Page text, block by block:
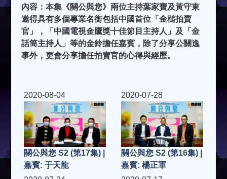
內容：本集《關公與您》兩位主持葉家寶及黃守東
邀得具有多個專業名銜包括中國首位「金槌拍賣
官」，「中國電視金鷹獎十佳節目主持人」及「金
話筒主持人」等的金鈴擔任嘉賓，除了分享公關逸
事外，更會分享擔任拍賣官的心得與經歷。
2020-08-04
關公與您 S2 (第17集) |
嘉賓: 于天龍
2020-07-28
關公與您 S2 (第16集) |
嘉賓: 楊正軍